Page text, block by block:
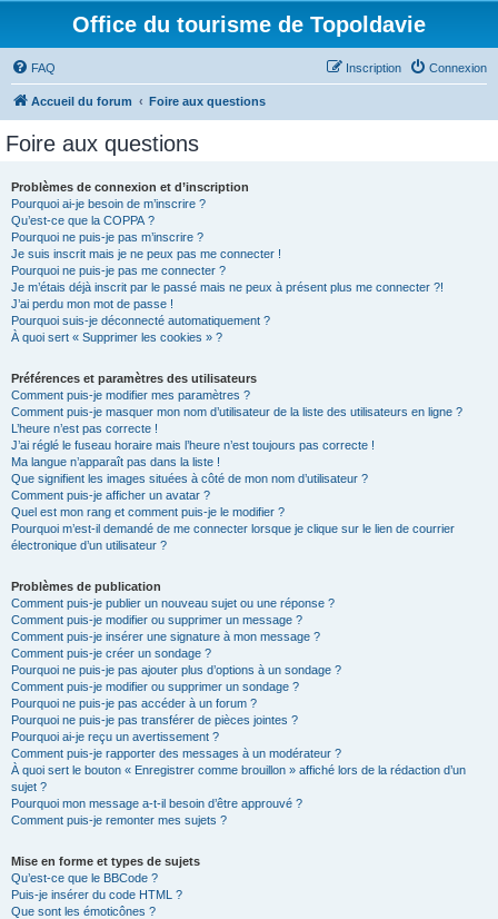
Office du tourisme de Topoldavie
FAQ Connexion
Inscription
Accueil du forum Foire aux questions
Foire aux questions
Problèmes de connexion et d’inscription
Pourquoi ai-je besoin de m’inscrire ?
Qu’est-ce que la COPPA ?
Pourquoi ne puis-je pas m’inscrire ?
Je suis inscrit mais je ne peux pas me connecter !
Pourquoi ne puis-je pas me connecter ?
Je m’étais déjà inscrit par le passé mais ne peux à présent plus me connecter ?!
J’ai perdu mon mot de passe !
Pourquoi suis-je déconnecté automatiquement ?
À quoi sert « Supprimer les cookies » ?
Préférences et paramètres des utilisateurs
Comment puis-je modifier mes paramètres ?
Comment puis-je masquer mon nom d’utilisateur de la liste des utilisateurs en ligne ?
L’heure n’est pas correcte !
J’ai réglé le fuseau horaire mais l’heure n’est toujours pas correcte !
Ma langue n’apparaît pas dans la liste !
Que signifient les images situées à côté de mon nom d’utilisateur ?
Comment puis-je afficher un avatar ?
Quel est mon rang et comment puis-je le modifier ?
Pourquoi m’est-il demandé de me connecter lorsque je clique sur le lien de courrier
électronique d’un utilisateur ?
Problèmes de publication
Comment puis-je publier un nouveau sujet ou une réponse ?
Comment puis-je modifier ou supprimer un message ?
Comment puis-je insérer une signature à mon message ?
Comment puis-je créer un sondage ?
Pourquoi ne puis-je pas ajouter plus d’options à un sondage ?
Comment puis-je modifier ou supprimer un sondage ?
Pourquoi ne puis-je pas accéder à un forum ?
Pourquoi ne puis-je pas transférer de pièces jointes ?
Pourquoi ai-je reçu un avertissement ?
Comment puis-je rapporter des messages à un modérateur ?
À quoi sert le bouton « Enregistrer comme brouillon » affiché lors de la rédaction d’un
sujet ?
Pourquoi mon message a-t-il besoin d’être approuvé ?
Comment puis-je remonter mes sujets ?
Mise en forme et types de sujets
Qu’est-ce que le BBCode ?
Puis-je insérer du code HTML ?
Que sont les émoticônes ?